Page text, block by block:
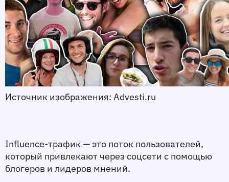
Источник изображения: Advesti.ru
Influence-трафик — это поток пользователей,
который привлекают через соцсети с помощью
блогеров и лидеров мнений.